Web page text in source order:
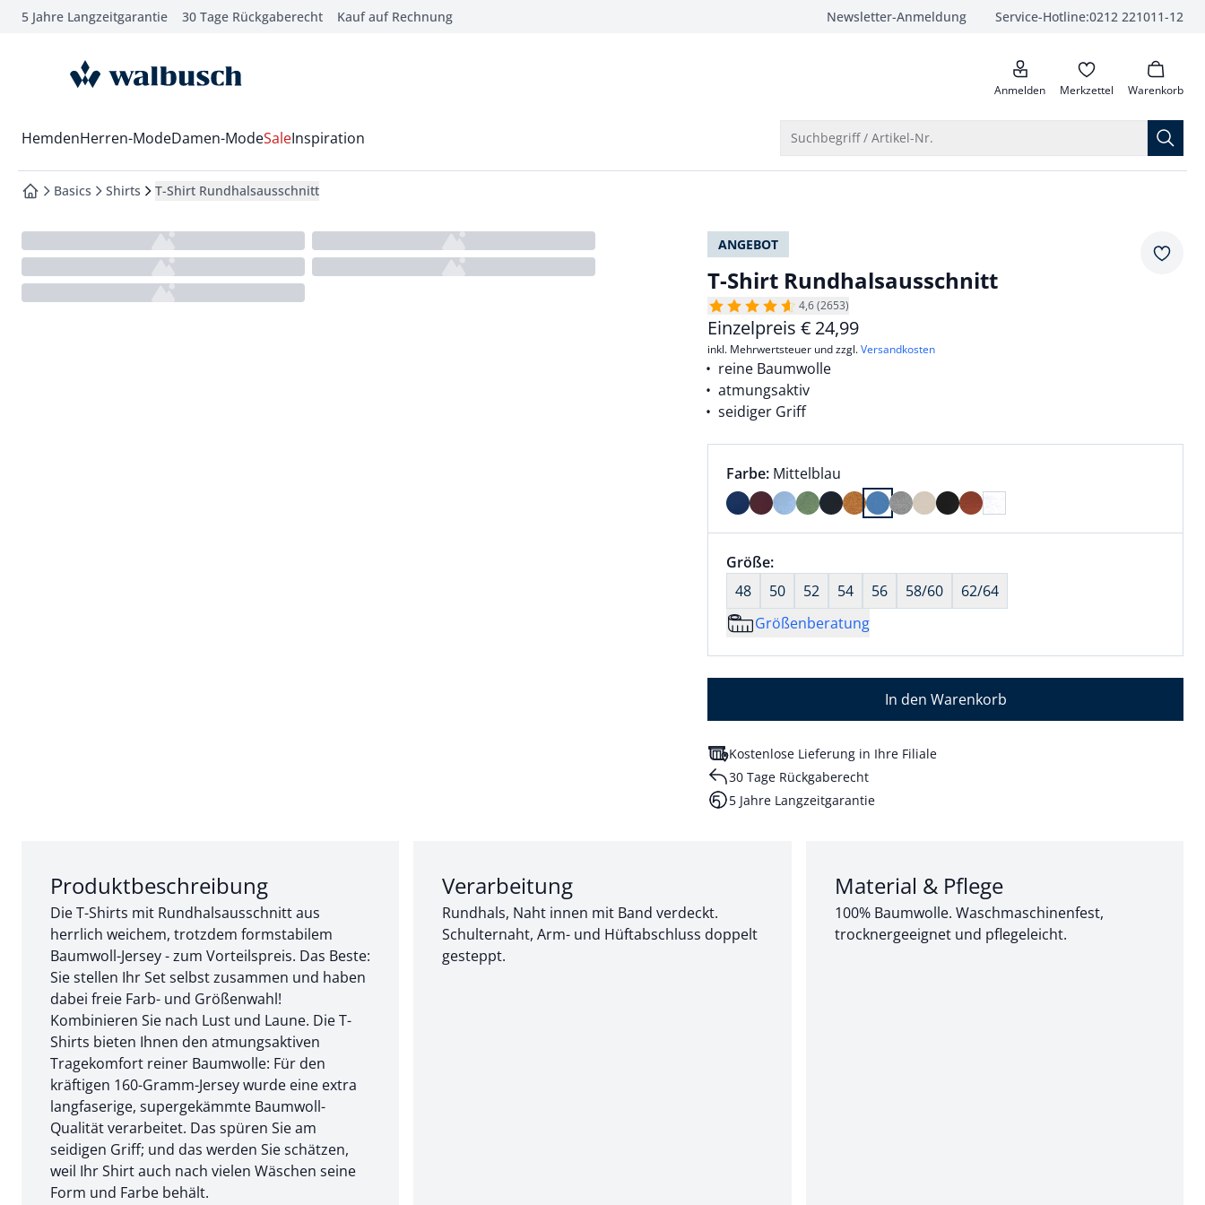
springen
springen
springen
5 Jahre Langzeitgarantie 30 Tage Rückgaberecht Kauf auf Rechnung Newsletter-Anmeldung Service-Hotline:0212 221011-12
anrufen
zur Startseite Anmelden Merkzettel Warenkorb
Wechsel in das Menü mit Pfeil-Runter Taste
HemdenHerren-ModeDamen-ModeSaleInspiration Suchbegriff / Artikel-Nr.
zur Startseite
Basics Shirts T-Shirt Rundhalsausschnitt
ANGEBOT
T-Shirt Rundhalsausschnitt
4,6 (2653)
Einzelpreis € 24,99
inkl. Mehrwertsteuer und zzgl.Versandkosten
reine Baumwolle
atmungsaktiv
seidiger Griff
Farbauswahl:
Farbe: aktuell ausgewählt:
Mittelblau
Farbe Mittelblau ausgewählt
Größenauswahl:
Größe:nichts ausgewählt
48
50 52 54 56 58/60
62/64
Größenberatung
In den Warenkorb
Kostenlose Lieferung in Ihre Filiale
30 Tage Rückgaberecht
5 Jahre Langzeitgarantie
Abschnitt 1 von 3:
Produktbeschreibung
Die T-Shirts mit Rundhalsausschnitt aus
herrlich weichem, trotzdem formstabilem
Baumwoll-Jersey - zum Vorteilspreis. Das Beste:
Sie stellen Ihr Set selbst zusammen und haben
dabei freie Farb- und Größenwahl!
Kombinieren Sie nach Lust und Laune. Die T-
Shirts bieten Ihnen den atmungsaktiven
Tragekomfort reiner Baumwolle: Für den
kräftigen 160-Gramm-Jersey wurde eine extra
langfaserige, supergekämmte Baumwoll-
Qualität verarbeitet. Das spüren Sie am
seidigen Griff; und das werden Sie schätzen,
weil Ihr Shirt auch nach vielen Wäschen seine
Form und Farbe behält.
Abschnitt 2 von 3:
Verarbeitung
Rundhals, Naht innen mit Band verdeckt.
Schulternaht, Arm- und Hüftabschluss doppelt
gesteppt.
Abschnitt 3 von 3:
Material & Pflege
100% Baumwolle. Waschmaschinenfest,
trocknergeeignet und pflegeleicht.